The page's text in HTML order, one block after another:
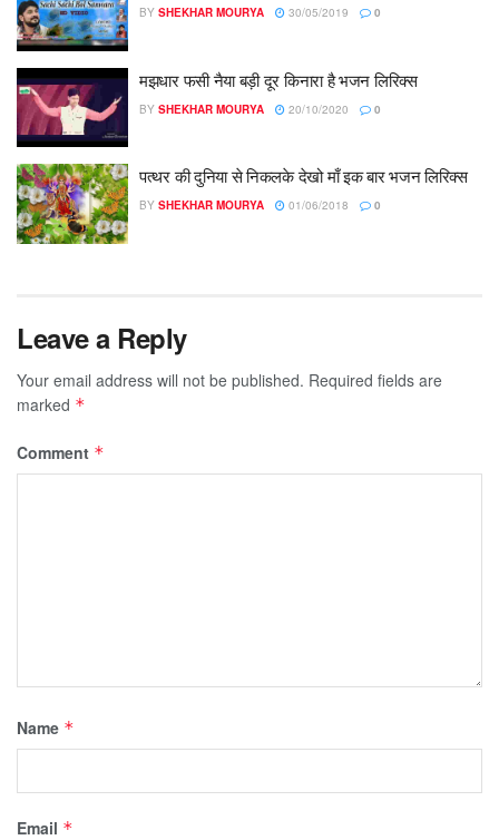
BY SHEKHAR MOURYA 30/05/2019 0
मझधार फसी नैया बड़ी दूर किनारा है भजन लिरिक्स
BY SHEKHAR MOURYA 20/10/2020 0
पत्थर की दुनिया से निकलके देखो माँ इक बार भजन लिरिक्स
BY SHEKHAR MOURYA 01/06/2018 0
Leave a Reply
Your email address will not be published. Required fields are
marked *
Comment *
Name *
Email *